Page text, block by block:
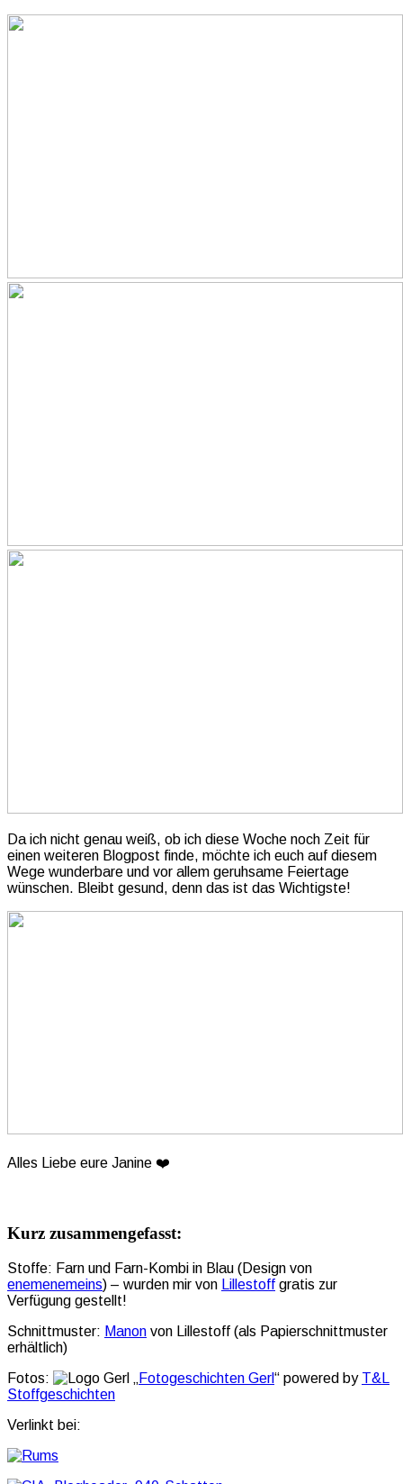
Da ich nicht genau weiß, ob ich diese Woche noch Zeit für
einen weiteren Blogpost finde, möchte ich euch auf diesem
Wege wunderbare und vor allem geruhsame Feiertage
wünschen. Bleibt gesund, denn das ist das Wichtigste!
Alles Liebe eure Janine ❤️
Kurz zusammengefasst:
Stoffe: Farn und Farn-Kombi in Blau (Design von
enemenemeins) – wurden mir von Lillestoff gratis zur
Verfügung gestellt!
Schnittmuster: Manon von Lillestoff (als Papierschnittmuster
erhältlich)
Fotos:
„ Fotogeschichten Gerl“ powered by T&L
Stoffgeschichten
Verlinkt bei: